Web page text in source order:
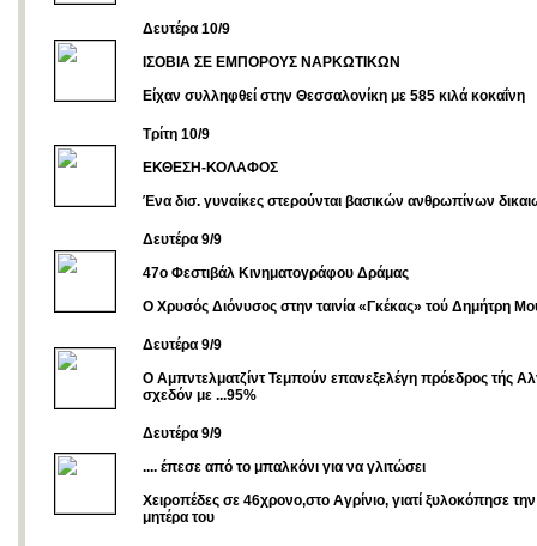
Δευτέρα 10/9
ΙΣΟΒΙΑ ΣΕ ΕΜΠΟΡΟΥΣ ΝΑΡΚΩΤΙΚΩΝ
Είχαν συλληφθεί στην Θεσσαλονίκη με 585 κιλά κοκαΐνη
Τρίτη 10/9
EΚΘΕΣΗ-ΚΟΛΑΦΟΣ
Ένα δισ. γυναίκες στερούνται βασικών ανθρωπίνων
Δευτέρα 9/9
47o Φεστιβάλ Κινηματογράφου Δράμας
Ο Χρυσός Διόνυσος στην ταινία «Γκέκας» τού Δημήτρη
Δευτέρα 9/9
O Αμπντελματζίντ Τεμπούν επανεξελέγη πρόεδρος τής
σχεδόν με ...95%
Δευτέρα 9/9
.... έπεσε από το μπαλκόνι για να γλιτώσει
Χειροπέδες σε 46χρονο,στο Αγρίνιο, γιατί ξυλοκόπησε
μητέρα του